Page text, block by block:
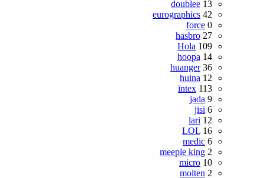
doublee 13
eurographics 42
force 0
hasbro 27
Hola 109
hoopa 14
huanger 36
huina 12
intex 113
jada 9
jisi 6
lari 12
LOL 16
medic 6
meeple king 2
micro 10
molten 2